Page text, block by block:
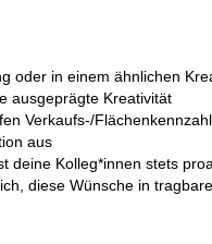
oder in einem ähnlichen
ausgeprägte Kreativität
Verkaufs-/
aus
Kolleg*innen stets
diese Wünsche in